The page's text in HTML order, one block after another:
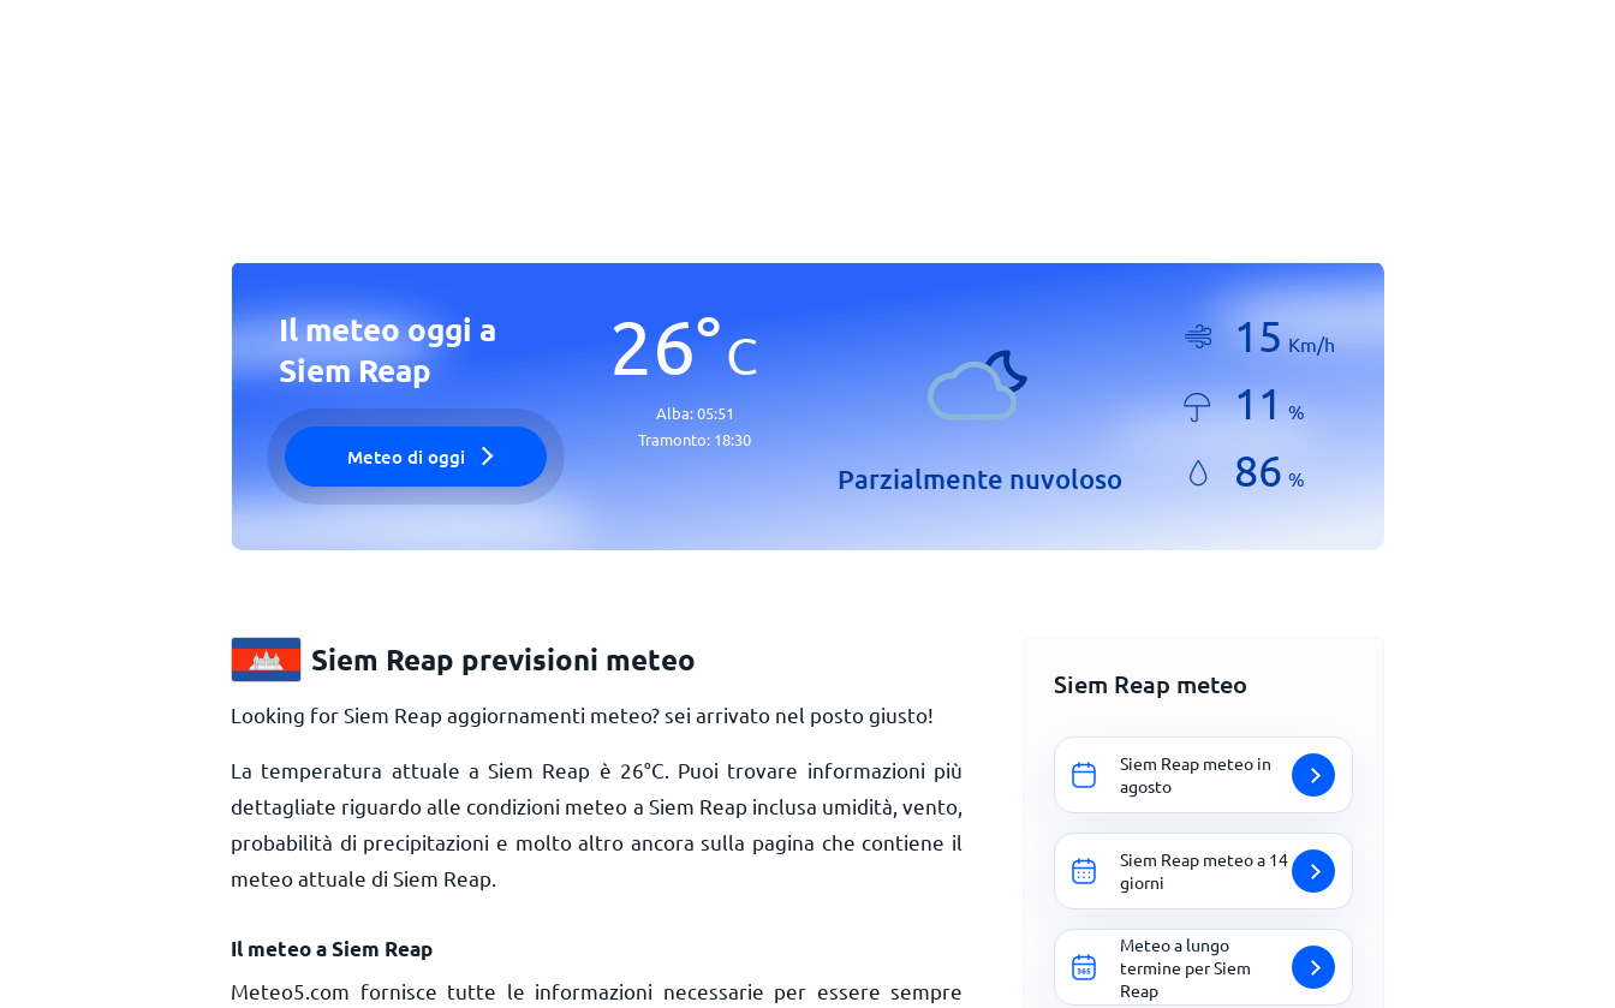
Il meteo oggi a
Siem Reap
Meteo di oggi
26°C
Alba:05:51
Tramonto: 18:30
Parzialmente nuvoloso
15 Km/h
11 %
86 %
Siem Reap previsioni meteo
Looking for Siem Reap aggiornamenti meteo? sei arrivato nel posto giusto!
La temperatura attuale a Siem Reap è 26°C . Puoi trovare informazioni più
dettagliate riguardo alle condizioni meteo a Siem Reap inclusa umidità, vento,
probabilità di precipitazioni e molto altro ancora sulla pagina che contiene il
meteo attuale di Siem Reap.
Il meteo a Siem Reap
Meteo5.com fornisce tutte le informazioni necessarie per essere sempre
Siem Reap meteo
Siem Reap meteo in
agosto
Siem Reap meteo a 14
giorni
Meteo a lungo
termine per Siem
Reap